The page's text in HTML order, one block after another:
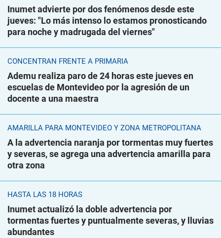
Inumet advierte por dos fenómenos desde este
jueves: "Lo más intenso lo estamos pronosticando
para noche y madrugada del viernes"
CONCENTRAN FRENTE A PRIMARIA
Ademu realiza paro de 24 horas este jueves en
escuelas de Montevideo por la agresión de un
docente a una maestra
AMARILLA PARA MONTEVIDEO Y ZONA METROPOLITANA
A la advertencia naranja por tormentas muy fuertes
y severas, se agrega una advertencia amarilla para
otra zona
HASTA LAS 18 HORAS
Inumet actualizó la doble advertencia por
tormentas fuertes y puntualmente severas, y lluvias
abundantes